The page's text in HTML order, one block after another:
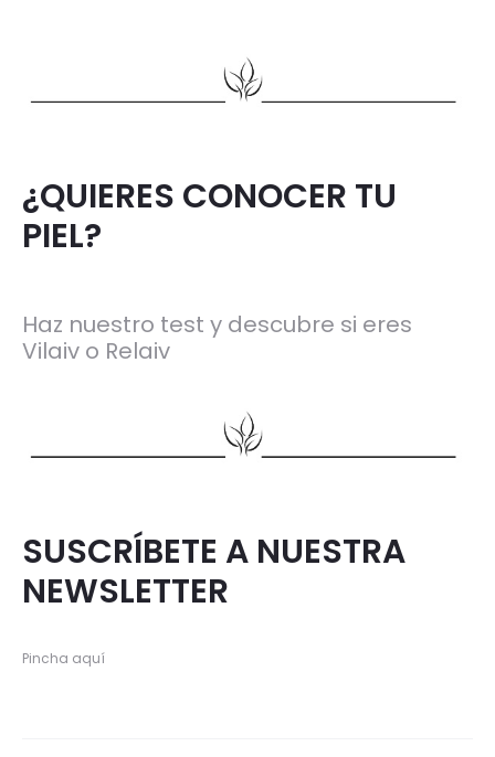
¿QUIERES CONOCER TU
PIEL?
Haz nuestro test y descubre si eres
Vilaiv o Relaiv
SUSCRÍBETE A NUESTRA
NEWSLETTER
Pincha aquí